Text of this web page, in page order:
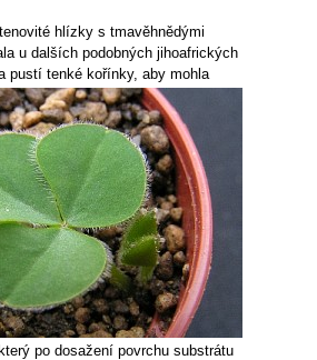
hlízky s tmavěhnědými
u dalších podobných jihoafrických
pustí tenké kořínky, aby mohla
po dosažení povrchu substrátu